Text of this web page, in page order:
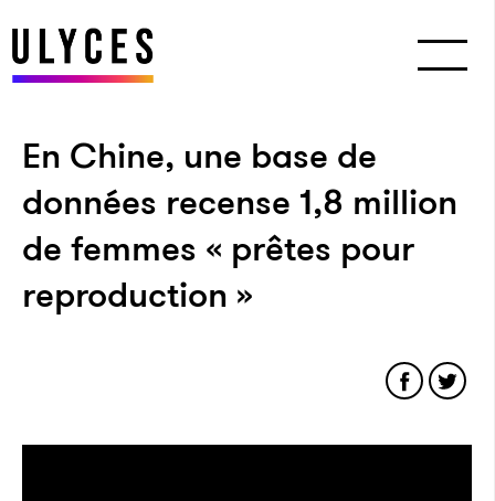
En Chine, une base de
données recense 1,8 million
de femmes « prêtes pour
reproduction »